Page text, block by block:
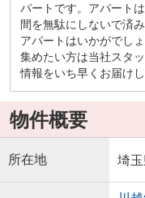
パートです。アパート
間を無駄にしないで済
アパートはいかがでし
集めたい方は当社スタ
情報をいち早くお届けし
物件概要
所在地 埼